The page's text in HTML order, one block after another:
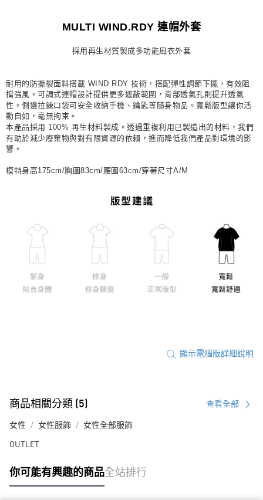
每筆NT$80，滿NT$1,500(含以上)免運費
MULTI WIND.RDY 連帽外套
採用再生材質製成多功能風衣外套
耐用的防撕裂面料搭載 WIND.RDY 技術，搭配彈性調節下擺，有效阻
擋強風。可調式連帽設計提供更多遮蔽範圍，背部透氣孔則提升透氣
性。側邊拉鍊口袋可安全收納手機、鑰匙等隨身物品。寬鬆版型讓你活
動自如，毫無拘束。
本產品採用 100% 再生材料製成。透過重複利用已製造出的材料，我們
有助於減少廢棄物與對有限資源的依賴，進而降低我們產品對環境的影
響。
模特身高175cm/胸圍83cm/腰圍63cm/穿著尺寸A/M
顯示電腦版詳細說明
商品相關分類 (5) 查看全部
女性 女性服飾 女性全部服飾
OUTLET
你可能有興趣的商品全站排行